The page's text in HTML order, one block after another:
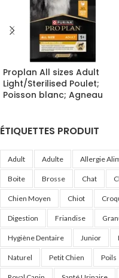
Proplan All sizes Adult
Light/Sterilised Poulet;
Poisson blanc; Agneau
ÉTIQUETTES PRODUIT
Adult Adulte Allergie
Boite Brosse Chat
Chien Moyen Chiot
Digestion Friandise
Hygiène Dentaire Junior
Naturel Petit Chien Poils